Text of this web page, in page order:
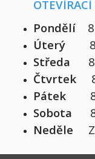
OTEVÍRACÍ
Pondělí
Úterý
8 -
Středa
8
Čtvrtek 8
Pátek 8 -
Sobota
8
Neděle